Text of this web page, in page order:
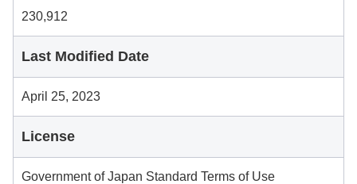
230,912
Last Modified Date
April 25, 2023
License
Government of Japan Standard Terms of Use